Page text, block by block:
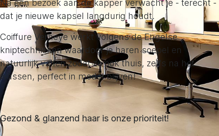
Na een bezoek aan de kapper verwacht je - terecht -
dat je nieuwe kapsel langdurig houdt.
Coiffure Verheye werkt volgens de Engelse
kniptechnieken waardoor je haren soepel en
natuurlijk vallen zodat ze ook thuis, zelfs na het
wassen, perfect in model blijven!
Gezond & glanzend haar is onze prioriteit!